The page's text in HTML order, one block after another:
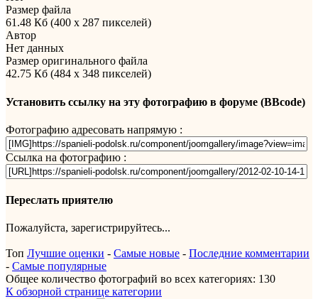
Размер файла
61.48 Кб (400 x 287 пикселей)
Автор
Нет данных
Размер оригинального файла
42.75 Кб (484 x 348 пикселей)
Установить ссылку на эту фотографию в форуме (BBcode)
Фотографию адресовать напрямую :
Ссылка на фотографию :
Переслать приятелю
Пожалуйста, зарегистрируйтесь...
Топ Лучшие оценки - Самые новые - Последние комментарии
- Самые популярные
Общее количество фотографий во всех категориях: 130
К обзорной странице категории